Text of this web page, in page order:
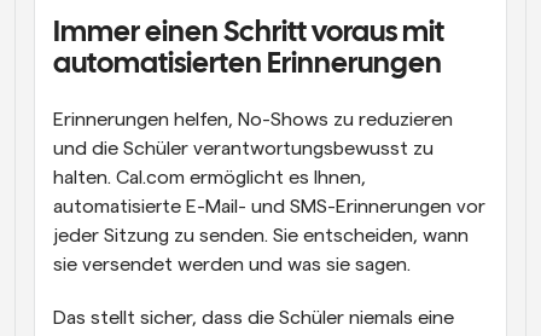
Immer einen Schritt voraus mit
automatisierten Erinnerungen
Erinnerungen helfen, No-Shows zu reduzieren
und die Schüler verantwortungsbewusst zu
halten. Cal.com ermöglicht es Ihnen,
automatisierte E-Mail- und SMS-Erinnerungen vor
jeder Sitzung zu senden. Sie entscheiden, wann
sie versendet werden und was sie sagen.
Das stellt sicher, dass die Schüler niemals eine